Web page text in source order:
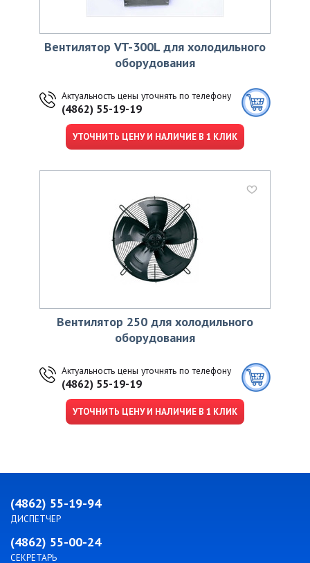
Вентилятор VT-300L для холодильного
оборудования
Актуальность цены уточнять по телефону
(4862) 55-19-19
УТОЧНИТЬ ЦЕНУ И НАЛИЧИЕ В 1 КЛИК
Вентилятор 250 для холодильного
оборудования
Актуальность цены уточнять по телефону
(4862) 55-19-19
УТОЧНИТЬ ЦЕНУ И НАЛИЧИЕ В 1 КЛИК
(4862) 55-19-94
ДИСПЕТЧЕР
(4862) 55-00-24
СЕКРЕТАРЬ